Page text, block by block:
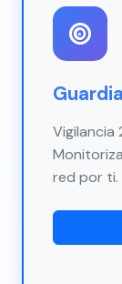
Vigilancia
red por ti.